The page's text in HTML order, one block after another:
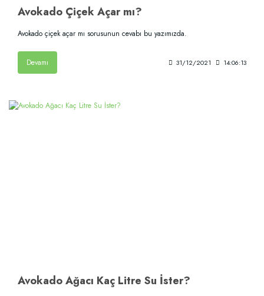
Avokado Çiçek Açar mı?
Avokado çiçek açar mı sorusunun cevabı bu yazımızda.
Devamı 31/12/2021 14:06:13
Avokado Ağacı Kaç Litre Su İster?